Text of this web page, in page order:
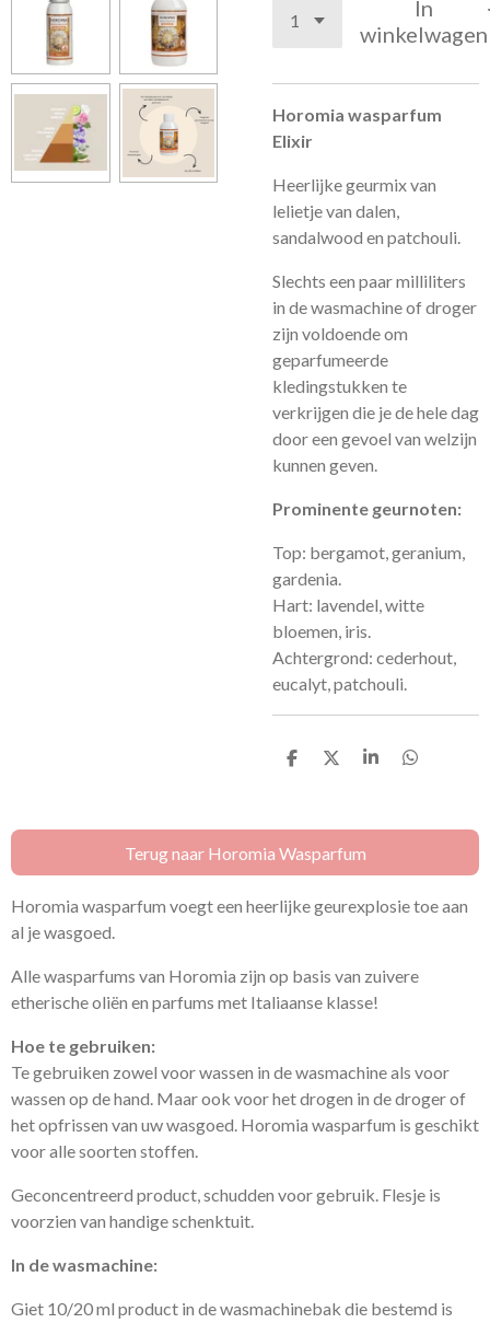
In
winkelwagen
Horomia wasparfum
Elixir
Heerlijke geurmix van
lelietje van dalen,
sandalwood en patchouli.
Slechts een paar milliliters
in de wasmachine of droger
zijn voldoende om
geparfumeerde
kledingstukken te
verkrijgen die je de hele dag
door een gevoel van welzijn
kunnen geven.
Prominente geurnoten:
Top: bergamot, geranium,
gardenia.
Hart: lavendel, witte
bloemen, iris.
Achtergrond: cederhout,
eucalyt, patchouli.
D
n
D
S
e
D
n
Terug naar Horomia Wasparfum
Horomia wasparfum voegt een heerlijke geurexplosie toe aan
al je wasgoed.
Alle wasparfums van Horomia zijn op basis van zuivere
etherische oliën en parfums met Italiaanse klasse!
Hoe te gebruiken:
Te gebruiken zowel voor wassen in de wasmachine als voor
wassen op de hand. Maar ook voor het drogen in de droger of
het opfrissen van uw wasgoed. Horomia wasparfum is geschikt
voor alle soorten stoffen.
Geconcentreerd product, schudden voor gebruik. Flesje is
voorzien van handige schenktuit.
In de wasmachine:
Giet 10/20 ml product in de wasmachinebak die bestemd is